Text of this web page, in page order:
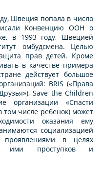
Швеция попала в число
Конвенцию ООН о
в 1993 году, Швецией
омбудсмена. Целью
прав детей. Кроме
в качестве примера
действует большое
BRIS («Права
Save the Children
организации «Спасти
том числе ребенок) может
оказания ему
социализацией
проявлениями в целях
ими проступков и